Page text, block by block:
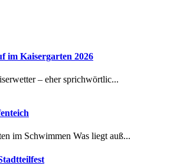
im Kaisergarten 2026
– eher sprichwörtlic...
im Schwimmen Was liegt auß...